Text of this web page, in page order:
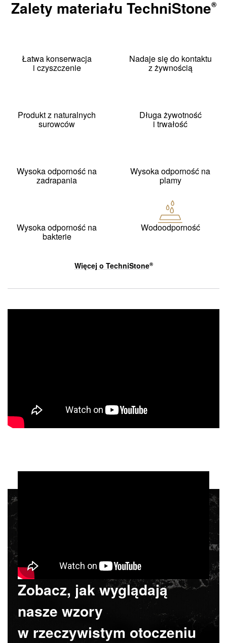
Zalety materiału TechniStone®
Łatwa konserwacja
i czyszczenie
Nadaje się do kontaktu
z żywnością
Produkt z naturalnych
surowców
Długa żywotność
i trwałość
Wysoka odporność na
zadrapania
Wysoka odporność na
plamy
Wysoka odporność na
bakterie
Wodoodporność
Więcej o TechniStone®
Zobacz, jak wyglądają
nasze wzory
w rzeczywistym otoczeniu